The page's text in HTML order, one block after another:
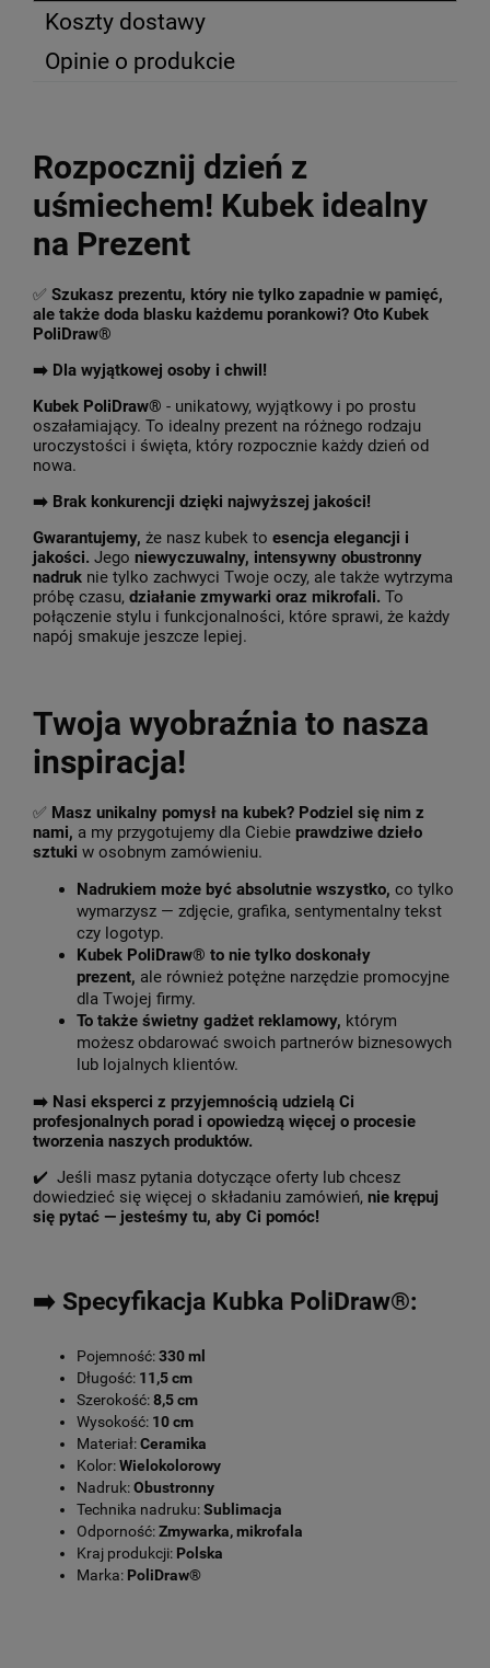
Koszty dostawy
Opinie o produkcie
Rozpocznij dzień z
uśmiechem! Kubek idealny
na Prezent
✅ Szukasz prezentu, który nie tylko zapadnie w pamięć,
ale także doda blasku każdemu porankowi? Oto Kubek
PoliDraw®
➡️ Dla wyjątkowej osoby i chwil!
Kubek PoliDraw® - unikatowy, wyjątkowy i po prostu
oszałamiający. To idealny prezent na różnego rodzaju
uroczystości i święta, który rozpocznie każdy dzień od
nowa.
➡️ Brak konkurencji dzięki najwyższej jakości!
Gwarantujemy, że nasz kubek to esencja elegancji i
jakości. Jego niewyczuwalny, intensywny obustronny
nadruk nie tylko zachwyci Twoje oczy, ale także wytrzyma
próbę czasu, działanie zmywarki oraz mikrofali. To
połączenie stylu i funkcjonalności, które sprawi, że każdy
napój smakuje jeszcze lepiej.
Twoja wyobraźnia to nasza
inspiracja!
✅ Masz unikalny pomysł na kubek? Podziel się nim z
nami, a my przygotujemy dla Ciebie prawdziwe dzieło
sztuki w osobnym zamówieniu.
Nadrukiem może być absolutnie wszystko, co tylko
wymarzysz — zdjęcie, grafika, sentymentalny tekst
czy logotyp.
Kubek PoliDraw® to nie tylko doskonały
prezent, ale również potężne narzędzie promocyjne
dla Twojej firmy.
To także świetny gadżet reklamowy, którym
możesz obdarować swoich partnerów biznesowych
lub lojalnych klientów.
➡️ Nasi eksperci z przyjemnością udzielą Ci
profesjonalnych porad i opowiedzą więcej o procesie
tworzenia naszych produktów.
✔️ Jeśli masz pytania dotyczące oferty lub chcesz
dowiedzieć się więcej o składaniu zamówień, nie krępuj
się pytać — jesteśmy tu, aby Ci pomóc!
➡️ Specyfikacja Kubka PoliDraw®:
Pojemność:330 ml
Długość: 11,5 cm
Szerokość:8,5 cm
Wysokość: 10 cm
Materiał:Ceramika
Kolor:Wielokolorowy
Nadruk:Obustronny
Technika nadruku:Sublimacja
Odporność:Zmywarka, mikrofala
Kraj produkcji: Polska
Marka: PoliDraw®